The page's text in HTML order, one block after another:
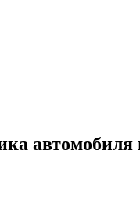
автомобиля